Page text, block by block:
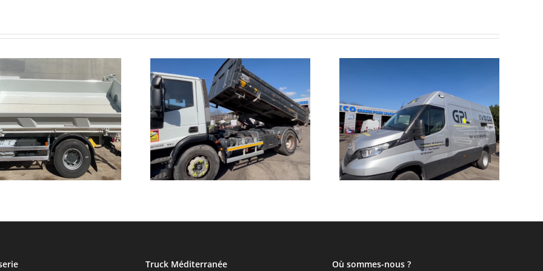
Retour en vidéo de
notre livraison du jour
Nouveau véhicule
d’intervention
Formation LEGRAS par
Grasse Carrosserie
Industrielle
Truck Méditerranée Où sommes-nous ?